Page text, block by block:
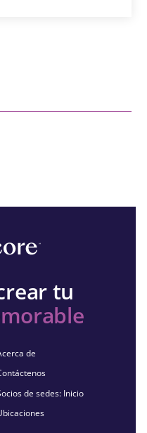
tu
de
de sedes: Inicio